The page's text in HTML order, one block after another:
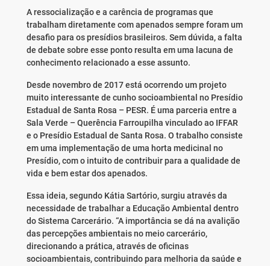
A ressocialização e a carência de programas que
trabalham diretamente com apenados sempre foram um
desafio para os presídios brasileiros. Sem dúvida, a falta
de debate sobre esse ponto resulta em uma lacuna de
conhecimento relacionado a esse assunto.
Desde novembro de 2017 está ocorrendo um projeto
muito interessante de cunho socioambiental no Presídio
Estadual de Santa Rosa – PESR. É uma parceria entre a
Sala Verde – Querência Farroupilha vinculado ao IFFAR
e o Presídio Estadual de Santa Rosa. O trabalho consiste
em uma implementação de uma horta medicinal no
Presídio, com o intuito de contribuir para a qualidade de
vida e bem estar dos apenados.
Essa ideia, segundo Kátia Sartório, surgiu através da
necessidade de trabalhar a Educação Ambiental dentro
do Sistema Carcerário. “A importância se dá na avalição
das percepções ambientais no meio carcerário,
direcionando a prática, através de oficinas
socioambientais, contribuindo para melhoria da saúde e